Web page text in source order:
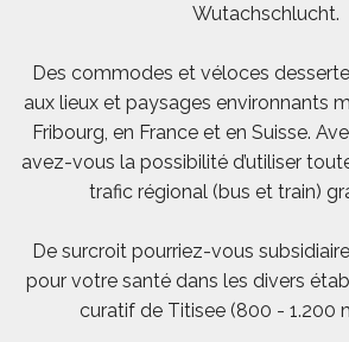
Wutachschlucht.
Des commodes et véloces
aux lieux et paysages environnants
Fribourg, en France et en Suisse.
avez-vous la possibilité d’utiliser
trafic régional (bus et train)
De surcroit pourriez-vous
pour votre santé dans les divers
curatif de Titisee (800 - 1.200